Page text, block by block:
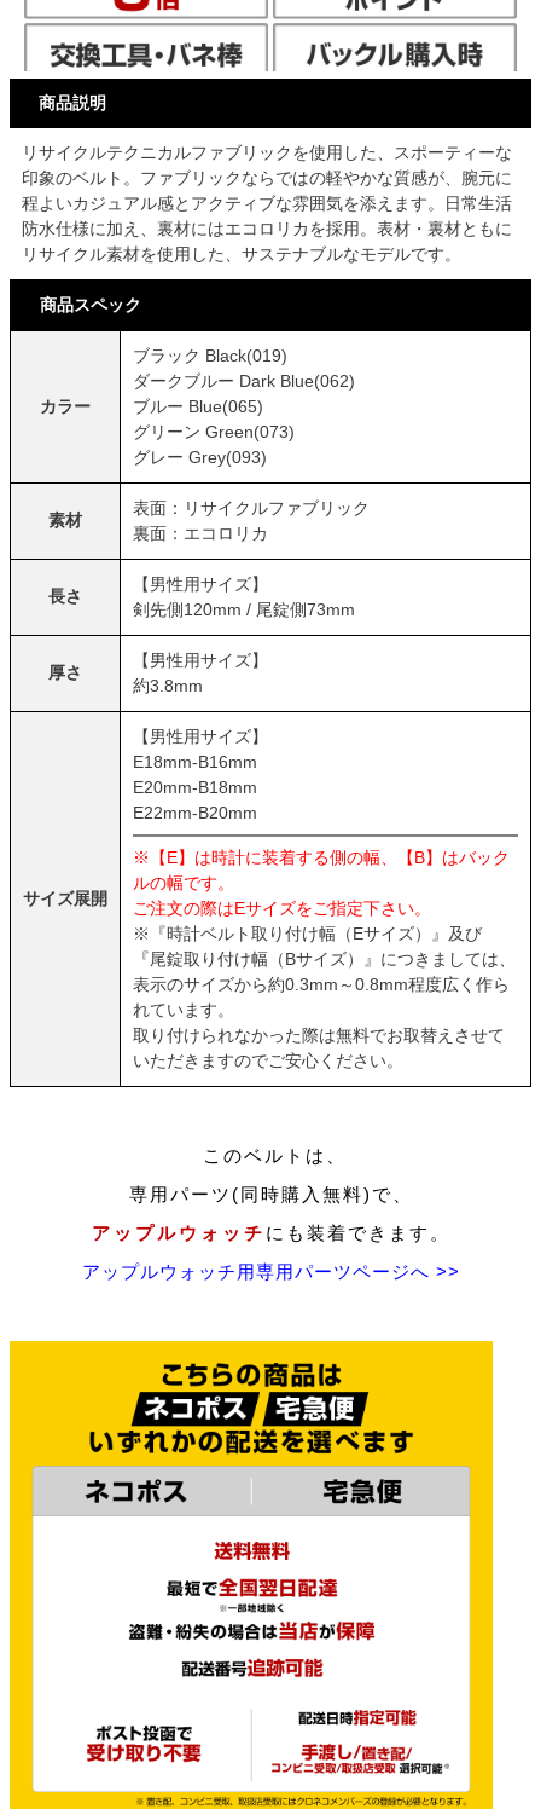
商品説明
リサイクルテクニカルファブリックを使用した、スポーティーな
印象のベルト。ファブリックならではの軽やかな質感が、腕元に
程よいカジュアル感とアクティブな雰囲気を添えます。日常生活
防水仕様に加え、裏材にはエコロリカを採用。表材・裏材ともに
リサイクル素材を使用した、サステナブルなモデルです。
商品スペック
カラー
ブラック Black(019)
ダークブルー Dark Blue(062)
ブルー Blue(065)
グリーン Green(073)
グレー Grey(093)
素材
表面：リサイクルファブリック
裏面：エコロリカ
長さ
【男性用サイズ】
剣先側120mm / 尾錠側73mm
厚さ
【男性用サイズ】
約3.8mm
サイズ展開
【男性用サイズ】
E18mm-B16mm
E20mm-B18mm
E22mm-B20mm
※【E】は時計に装着する側の幅、【B】はバック
ルの幅です。
ご注文の際はEサイズをご指定下さい。
※『時計ベルト取り付け幅（Eサイズ）』及び
『尾錠取り付け幅（Bサイズ）』につきましては、
表示のサイズから約0.3mm～0.8mm程度広く作ら
れています。
取り付けられなかった際は無料でお取替えさせて
いただきますのでご安心ください。
このベルトは、
専用パーツ(同時購入無料)で、
アップルウォッチ にも装着できます。
アップルウォッチ用専用パーツページへ >>